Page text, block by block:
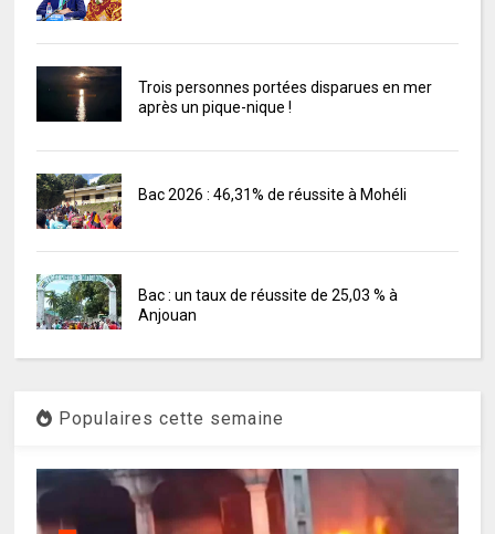
Trois personnes portées disparues en mer
après un pique-nique !
Bac 2026 : 46,31% de réussite à Mohéli
Bac : un taux de réussite de 25,03 % à
Anjouan
Populaires cette semaine